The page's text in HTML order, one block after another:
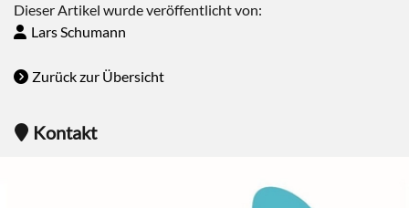
Dieser Artikel wurde veröffentlicht von:
Lars Schumann
Zurück zur Übersicht
Kontakt